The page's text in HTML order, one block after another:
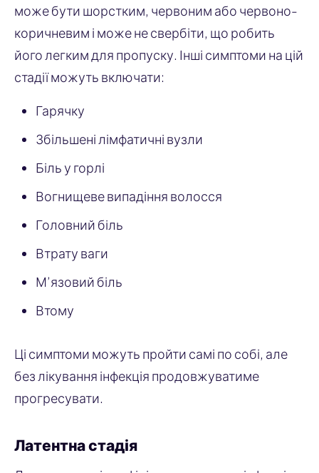
може бути шорстким, червоним або червоно-
коричневим і може не свербіти, що робить
його легким для пропуску. Інші симптоми на цій
стадії можуть включати:
Гарячку
Збільшені лімфатичні вузли
Біль у горлі
Вогнищеве випадіння волосся
Головний біль
Втрату ваги
М’язовий біль
Втому
Ці симптоми можуть пройти самі по собі, але
без лікування інфекція продовжуватиме
прогресувати.
Латентна стадія